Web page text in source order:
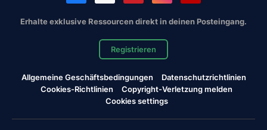
Erhalte exklusive Ressourcen direkt in deinen Posteingang.
Registrieren
Allgemeine Geschäftsbedingungen
Datenschutzrichtlinien
Cookies-Richtlinien
Copyright-Verletzung melden
Cookies settings